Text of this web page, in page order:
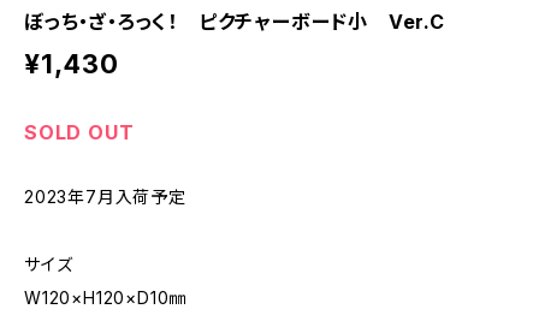
ぼっち・ざ・ろっく！ ピクチャーボード小 Ver.C
¥1,430
SOLD OUT
2023年7月入荷予定
サイズ
W120×H120×D10㎜